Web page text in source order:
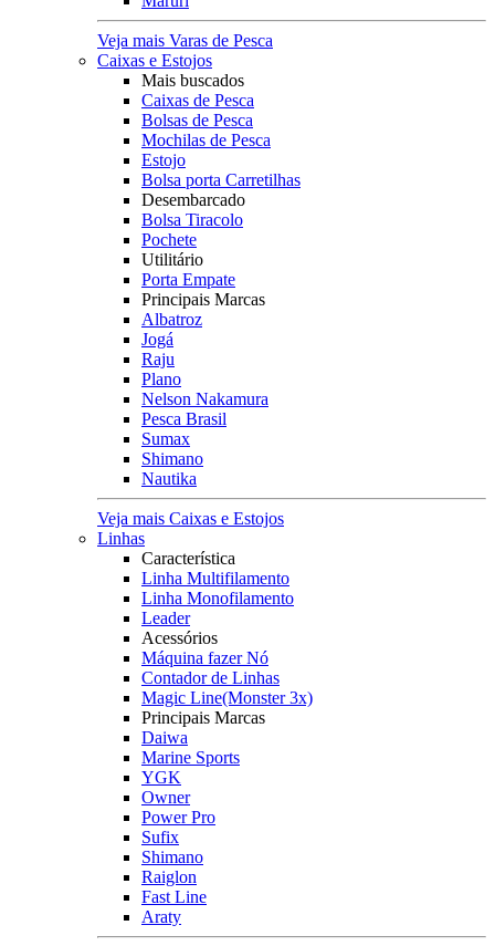
Veja mais Varas de Pesca
Caixas e Estojos
Mais buscados
Caixas de Pesca
Bolsas de Pesca
Mochilas de Pesca
Estojo
Bolsa porta Carretilhas
Desembarcado
Bolsa Tiracolo
Pochete
Utilitário
Porta Empate
Principais Marcas
Albatroz
Jogá
Raju
Plano
Nelson Nakamura
Pesca Brasil
Sumax
Shimano
Nautika
Veja mais Caixas e Estojos
Linhas
Característica
Linha Multifilamento
Linha Monofilamento
Leader
Acessórios
Máquina fazer Nó
Contador de Linhas
Magic Line(Monster 3x)
Principais Marcas
Daiwa
Marine Sports
YGK
Owner
Power Pro
Sufix
Shimano
Raiglon
Fast Line
Araty